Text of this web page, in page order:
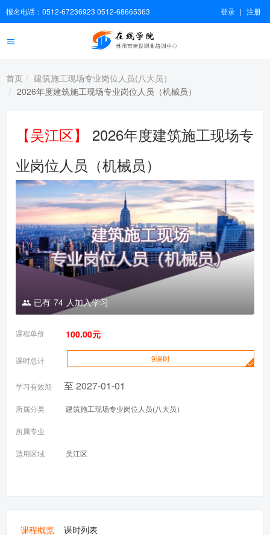
报名电话：0512-67236923 0512-68665363 登录 | 注册
首页
建筑施工现场专业岗位人员(八大员）
2026年度建筑施工现场专业岗位人员（机械员）
【吴江区】
2026年度建筑施工现场专
业岗位人员（机械员）
已有 74 人加入学习
课程单价 100.00元
课时总计 9课时
学习有效期 至 2027-01-01
所属分类 建筑施工现场专业岗位人员(八大员）
所属专业
适用区域 吴江区
课程概览 课时列表